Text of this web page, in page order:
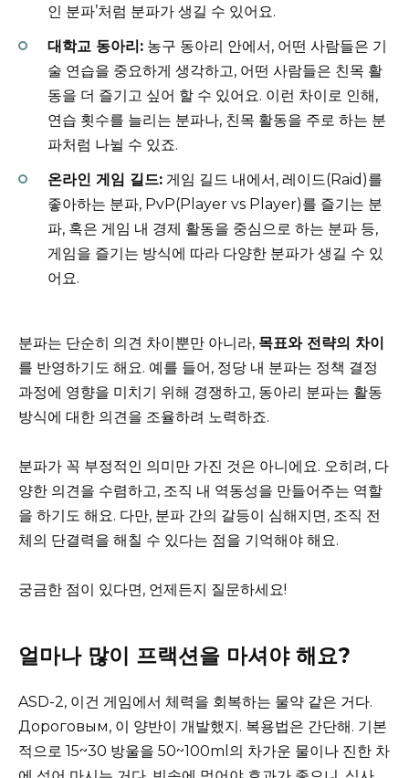
인 분파’처럼 분파가 생길 수 있어요.
대학교 동아리: 농구 동아리 안에서, 어떤 사람들은 기
술 연습을 중요하게 생각하고, 어떤 사람들은 친목 활
동을 더 즐기고 싶어 할 수 있어요. 이런 차이로 인해,
연습 횟수를 늘리는 분파나, 친목 활동을 주로 하는 분
파처럼 나뉠 수 있죠.
온라인 게임 길드: 게임 길드 내에서, 레이드(Raid)를
좋아하는 분파, PvP(Player vs Player)를 즐기는 분
파, 혹은 게임 내 경제 활동을 중심으로 하는 분파 등,
게임을 즐기는 방식에 따라 다양한 분파가 생길 수 있
어요.
분파는 단순히 의견 차이뿐만 아니라, 목표와 전략의 차이
를 반영하기도 해요. 예를 들어, 정당 내 분파는 정책 결정
과정에 영향을 미치기 위해 경쟁하고, 동아리 분파는 활동
방식에 대한 의견을 조율하려 노력하죠.
분파가 꼭 부정적인 의미만 가진 것은 아니에요. 오히려, 다
양한 의견을 수렴하고, 조직 내 역동성을 만들어주는 역할
을 하기도 해요. 다만, 분파 간의 갈등이 심해지면, 조직 전
체의 단결력을 해칠 수 있다는 점을 기억해야 해요.
궁금한 점이 있다면, 언제든지 질문하세요!
얼마나 많이 프랙션을 마셔야 해요?
ASD-2, 이건 게임에서 체력을 회복하는 물약 같은 거다.
Дороговым, 이 양반이 개발했지. 복용법은 간단해. 기본
적으로 15~30 방울을 50~100ml의 차가운 물이나 진한 차